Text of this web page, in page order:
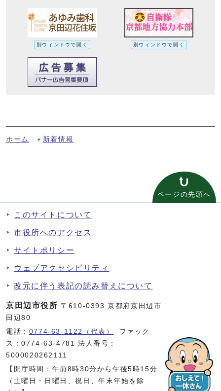
別ウィンドウで開く 別ウィンドウで開く
ホーム 新着情報
ページの先頭へ
このサイトについて
市役所へのアクセス
サイトポリシー
ウェブアクセシビリティ
改元に伴う表記の読み替えについて
京田辺市役所 〒610-0393 京都府京田辺市
田辺80
電話： 0774-63-1122（代表）
ファック
ス：0774-63-4781 法人番号：
5000020262111
【開庁時間：午前8時30分から午後5時15分
（土曜日・日曜日、祝日、年末年始を除